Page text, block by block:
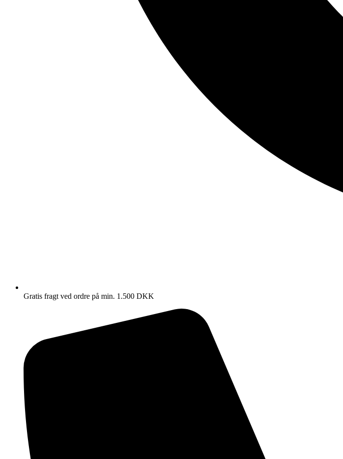
Gratis fragt ved ordre på min. 1.500 DKK